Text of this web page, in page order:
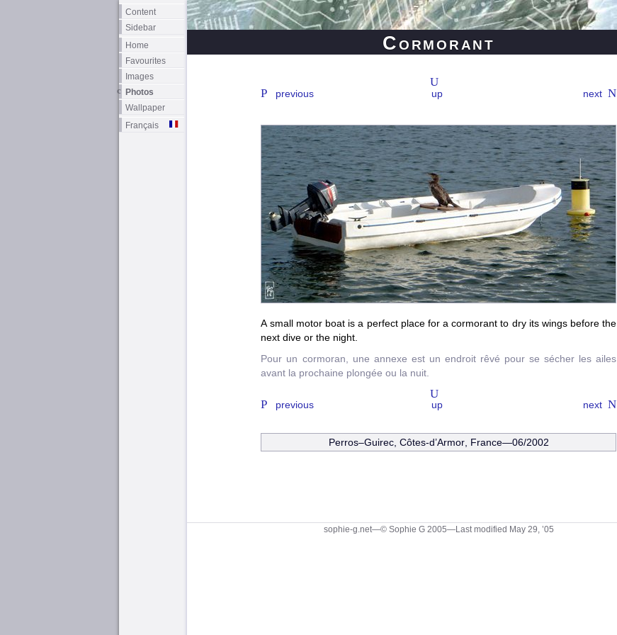
Content
Sidebar
Home
Favourites
Images
Photos
Wallpaper
Français
Cormorant
previous next
up
A small motor boat is a perfect place for a cormorant to dry its wings before the
next dive or the night.
Pour un cormoran, une annexe est un endroit rêvé pour se sécher les ailes
avant la prochaine plongée ou la nuit.
previous next
up
Perros–Guirec, Côtes-d’Armor, France—06/2002
sophie-g.net—© Sophie G 2005—Last modified May 29, ’05